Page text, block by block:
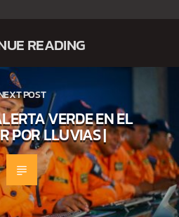
READING
POST
VERDE EN EL
POR LLUVIAS |